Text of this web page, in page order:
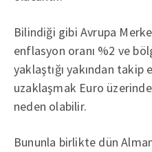
Bilindiği gibi Avrupa
enflasyon oranı %2 ve
yaklaştığı yakından
uzaklaşmak Euro üzerinde
neden olabilir.
Bununla birlikte dün